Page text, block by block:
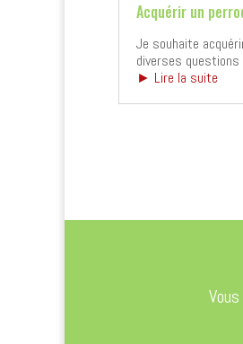
Acquérir un
Je souhaite
diverses questions
► Lire la suite